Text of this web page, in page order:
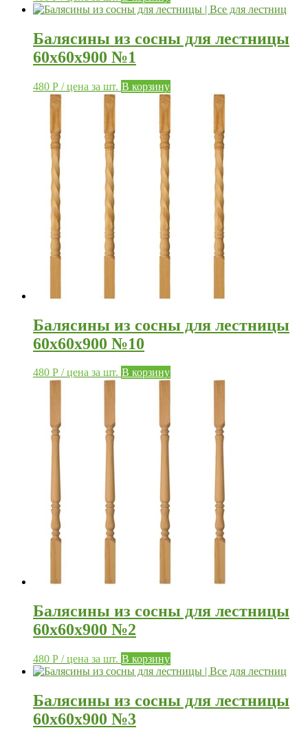
Балясины из сосны для лестницы
60х60х900 №1
480 Р / цена за шт. В корзину
Балясины из сосны для лестницы
60х60х900 №10
480 Р / цена за шт. В корзину
Балясины из сосны для лестницы
60х60х900 №2
480 Р / цена за шт. В корзину
Балясины из сосны для лестницы
60х60х900 №3